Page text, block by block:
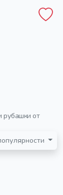
рубашки от